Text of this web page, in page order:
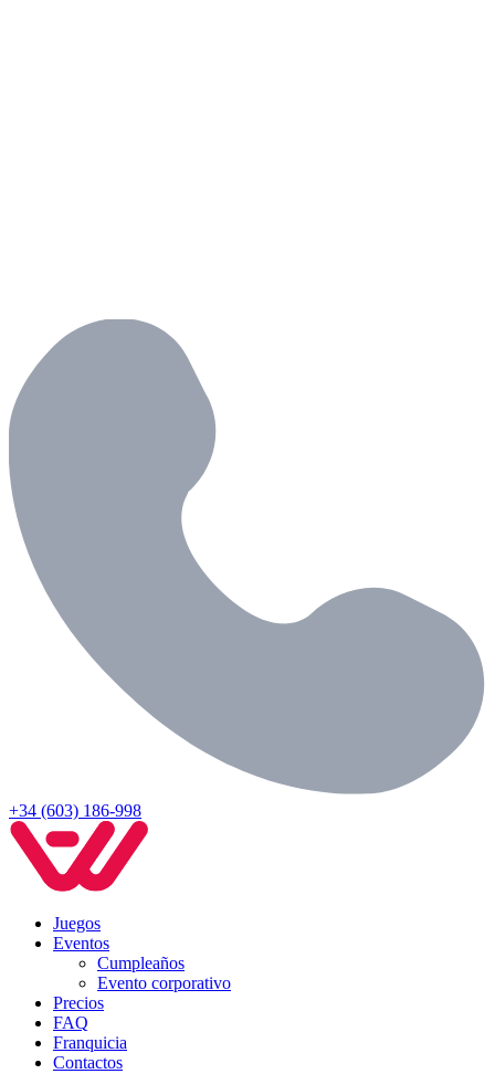
+34 (603) 186-998
Juegos
Eventos
Cumpleaños
Evento corporativo
Precios
FAQ
Franquicia
Contactos